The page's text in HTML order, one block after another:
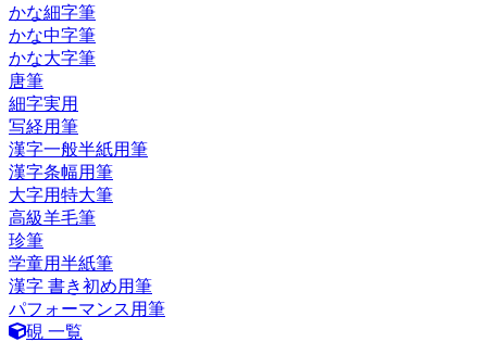
かな細字筆
かな中字筆
かな大字筆
唐筆
細字実用
写経用筆
漢字一般半紙用筆
漢字条幅用筆
大字用特大筆
高級羊毛筆
珍筆
学童用半紙筆
漢字 書き初め用筆
パフォーマンス用筆
硯 一覧